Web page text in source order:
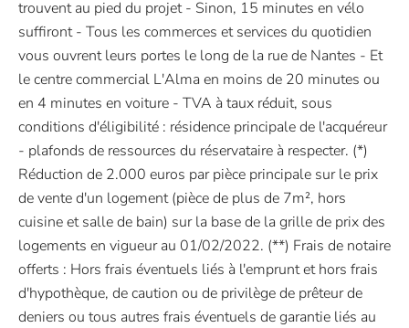
trouvent au pied du projet - Sinon, 15 minutes en vélo
suffiront - Tous les commerces et services du quotidien
vous ouvrent leurs portes le long de la rue de Nantes - Et
le centre commercial L'Alma en moins de 20 minutes ou
en 4 minutes en voiture - TVA à taux réduit, sous
conditions d'éligibilité : résidence principale de l'acquéreur
- plafonds de ressources du réservataire à respecter. (*)
Réduction de 2.000 euros par pièce principale sur le prix
de vente d'un logement (pièce de plus de 7m², hors
cuisine et salle de bain) sur la base de la grille de prix des
logements en vigueur au 01/02/2022. (**) Frais de notaire
offerts : Hors frais éventuels liés à l'emprunt et hors frais
d'hypothèque, de caution ou de privilège de prêteur de
deniers ou tous autres frais éventuels de garantie liés au